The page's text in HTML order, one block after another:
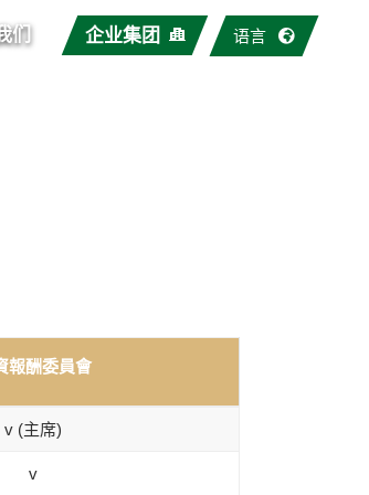
们 企业集团 语言
報酬委員會
v (主席)
v